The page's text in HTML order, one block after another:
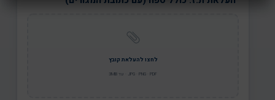
לחצו להעלאת קובץ
JPG · PNG · PDF · עד 3MB